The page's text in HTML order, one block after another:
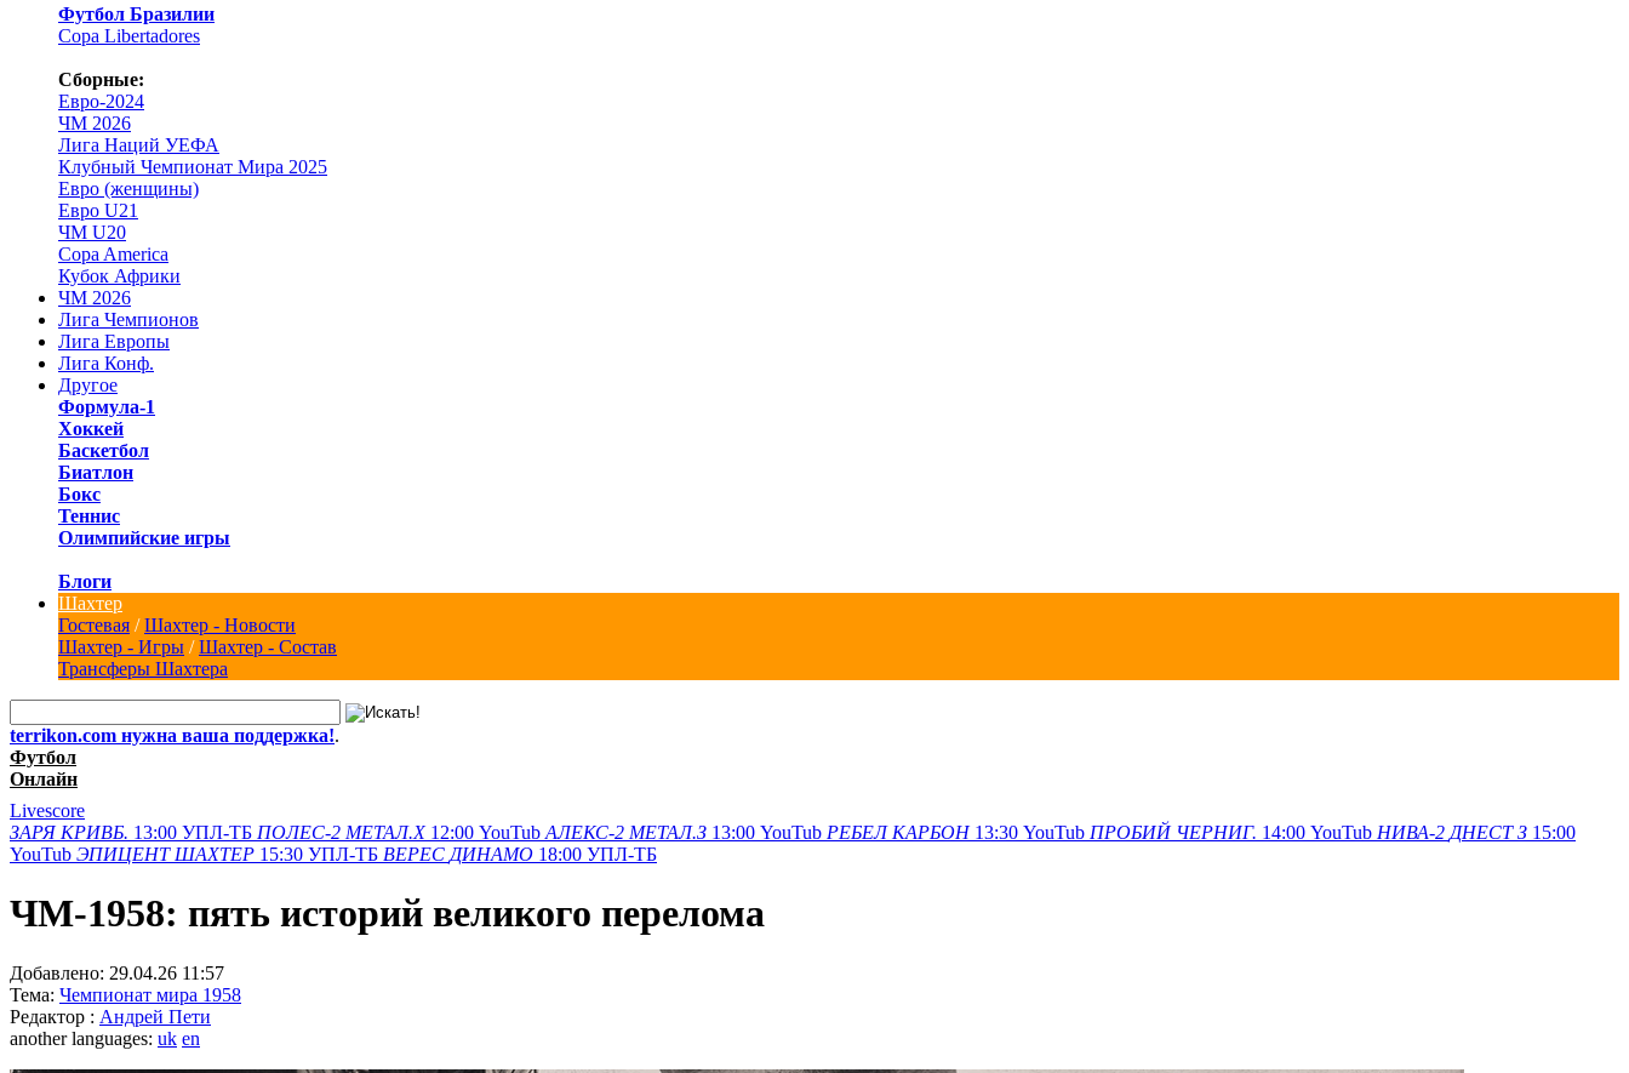
Футбол Бразилии
Copa Libertadores
Сборные:
Евро-2024
ЧМ 2026
Лига Наций УЕФА
Клубный Чемпионат Мира 2025
Евро (женщины)
Евро U21
ЧМ U20
Copa America
Кубок Африки
ЧМ 2026
Лига Чемпионов
Лига Европы
Лига Конф.
Другое
Формула-1
Хоккей
Баскетбол
Биатлон
Бокс
Теннис
Олимпийские игры
Блоги
Шахтер
Гостевая /Шахтер - Новости
Шахтер - Игры /Шахтер - Состав
Трансферы Шахтера
terrikon.com нужна ваша поддержка!.
Футбол
Онлайн
Livescore
ЗАРЯ КРИВБ. 13:00 УПЛ-ТБ ПОЛЕС-2 МЕТАЛ.Х 12:00 YouTub АЛЕКС-2 МЕТАЛ.З 13:00 YouTub РЕБЕЛ КАРБОН 13:30 YouTub ПРОБИЙ ЧЕРНИГ. 14:00 YouTub НИВА-2 ДНЕСТ З 15:00
YouTub ЭПИЦЕНТ ШАХТЕР 15:30 УПЛ-ТБ ВЕРЕС ДИНАМО 18:00 УПЛ-ТБ
ЧМ-1958: пять историй великого перелома
Добавлено: 29.04.26 11:57
Тема: Чемпионат мира 1958
Редактор : Андрей Пети
another languages: uk en